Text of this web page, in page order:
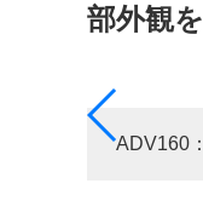
部外観
ADV160